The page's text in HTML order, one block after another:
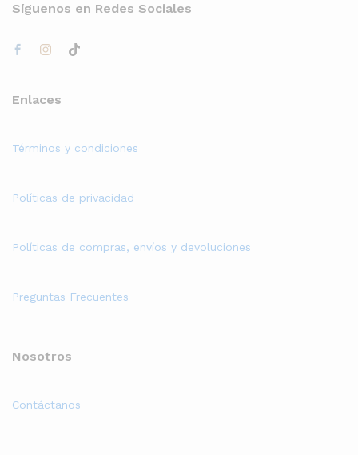
Síguenos en Redes Sociales
Enlaces
Términos y condiciones
Políticas de privacidad
Políticas de compras, envíos y devoluciones
Preguntas Frecuentes
Nosotros
Contáctanos